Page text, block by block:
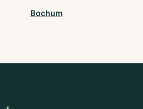
Bochum